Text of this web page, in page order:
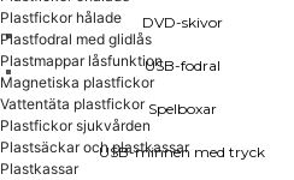
Självhäftande Plastfickor
Självhäftande A3
Självhäftande A4
DVD-skivor
USB-fodral
Spelboxar
USB-minnen med tryck
Plastfickor hålade
Plastfodral med glidlås
Plastmappar låsfunktion
Magnetiska plastfickor
Vattentäta plastfickor
Plastfickor sjukvården
Plastsäckar och plastkassar
Plastkassar